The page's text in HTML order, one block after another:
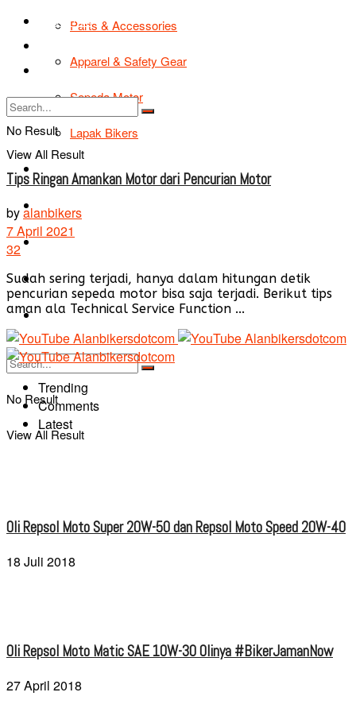
Parts & Accessories
Apparel & Safety Gear
Sepeda Motor
Lapak Bikers
Agenda
Road Safety
TIPS & TRIK
Bikers Cars
Tentang Kami
No Result
View All Result
TIPS & TRIK
Tentang Kami
No Result
View All Result
Tips Ringan Amankan Motor dari Pencurian Motor
byalanbikers
7 April 2021
32
Sudah sering terjadi, hanya dalam hitungan detik
pencurian sepeda motor bisa saja terjadi. Berikut tips
aman ala Technical Service Function ...
Trending
Comments
Latest
Oli Repsol Moto Super 20W-50 dan Repsol Moto Speed 20W-40
18 Juli 2018
Oli Repsol Moto Matic SAE 10W-30 Olinya #BikerJamanNow
27 April 2018